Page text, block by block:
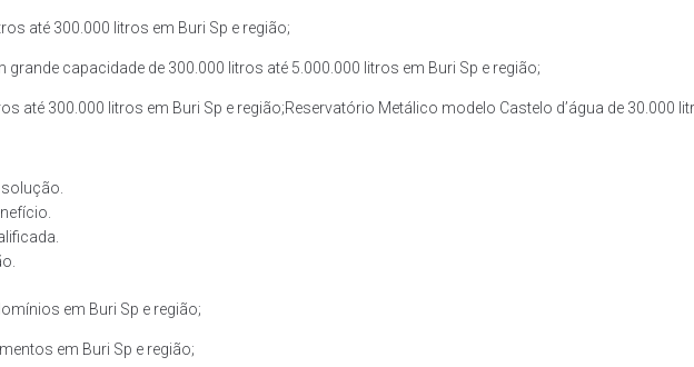
até 300.000 litros em Buri Sp e região;
capacidade de 300.000 litros até 5.000.000 litros em Buri Sp e região;
até 300.000 litros em Buri Sp e região;Reservatório Metálico modelo Castelo d’água de 30.000
em Buri Sp e região;
em Buri Sp e região;